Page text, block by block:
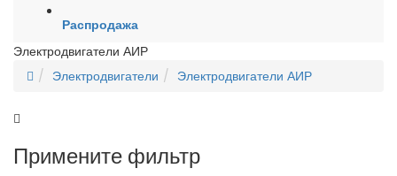
Распродажа
Электродвигатели АИР
Электродвигатели
Электродвигатели АИР
Примените фильтр